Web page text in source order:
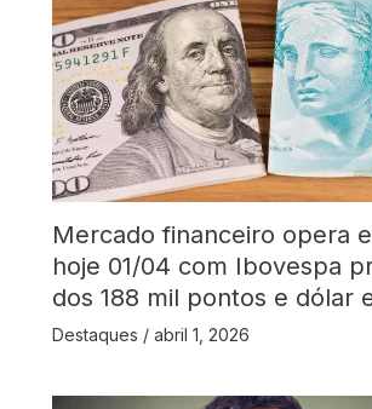
Mercado financeiro opera
hoje 01/04 com Ibovespa
dos 188 mil pontos e dólar
Destaques / abril 1, 2026